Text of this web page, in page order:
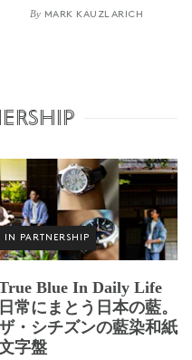
By MARK KAUZLARICH
IN PARTNERSHIP
Blue In Daily Life
日常にまとう日本の藍。
・シチズンの藍染和紙
字盤